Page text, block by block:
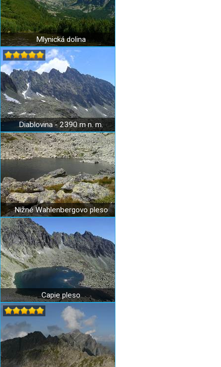
Mlynická dolina
Diablovina - 2390 m n. m.
Nižné Wahlenbergovo pleso
Capie pleso